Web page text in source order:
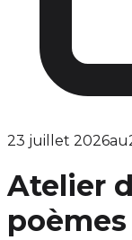
23 juillet 2026au
Atelier